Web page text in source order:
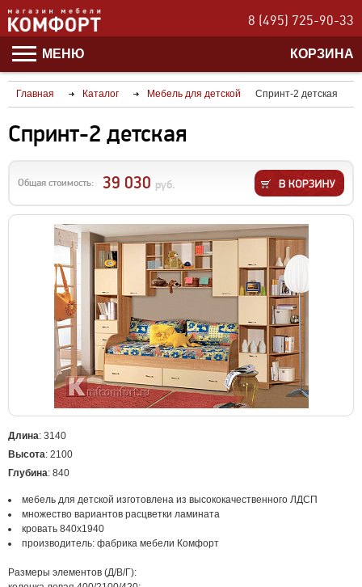
8 (495) 725-90-33
МЕНЮ КОРЗИНА
Главная Каталог Мебель для детской Спринт-2 детская
Спринт-2 детская
Общая стоимость: 39 030 руб.
Длина: 3140
Высота: 2100
Глубина: 840
мебель для детской изготовлена из высококачественного ЛДСП
множество вариантов расцветки ламината
кровать 840х1940
производитель: фабрика мебели Комфорт
Размеры элементов (Д/В/Г):